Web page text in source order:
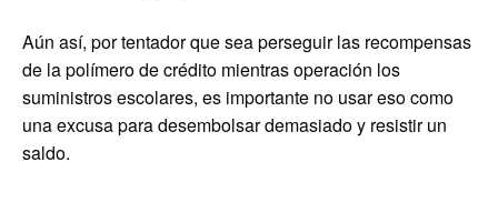
Aún así, por tentador que sea perseguir las recompensas
de la polímero de crédito mientras operación los
suministros escolares, es importante no usar eso como
una excusa para desembolsar demasiado y resistir un
saldo.